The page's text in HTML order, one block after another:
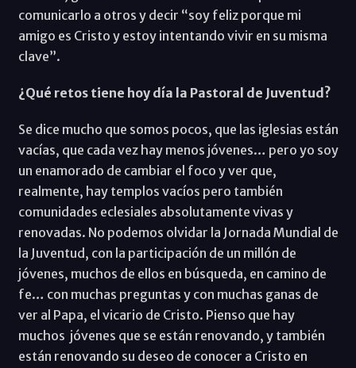
comunicarlo a otros y decir “soy feliz porque mi
amigo es Cristo y estoy intentando vivir en su misma
clave”.
¿Qué retos tiene hoy día la Pastoral de Juventud?
Se dice mucho que somos pocos, que las iglesias están
vacías, que cada vez hay menos jóvenes… pero yo soy
un enamorado de cambiar el foco y ver que,
realmente, hay templos vacíos pero también
comunidades eclesiales absolutamente vivas y
renovadas. No podemos olvidar la Jornada Mundial de
la Juventud, con la participación de un millón de
jóvenes, muchos de ellos en búsqueda, en camino de
fe… con muchas preguntas y con muchas ganas de
ver al Papa, el vicario de Cristo. Pienso que hay
muchos jóvenes que se están renovando, y también
están renovando su deseo de conocer a Cristo en